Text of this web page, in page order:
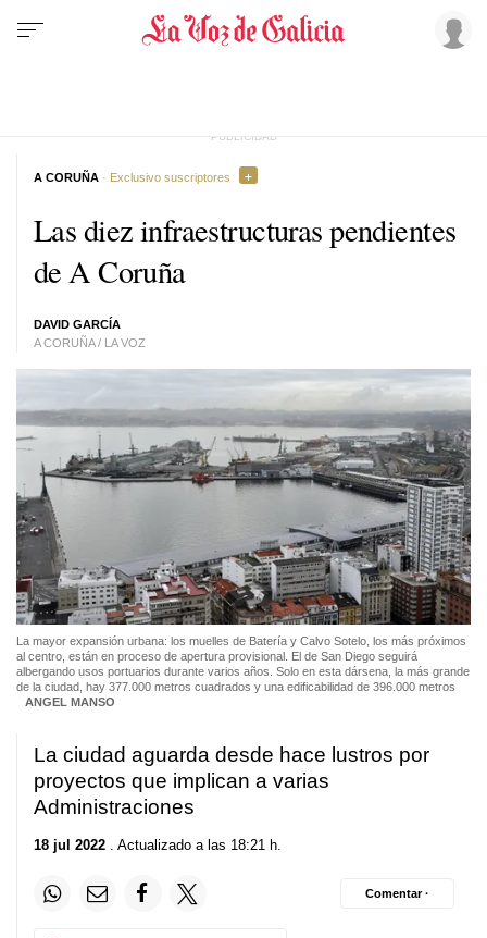
Las diez infraestructuras pendientes
de A Coruña
DAVID GARCÍA
A CORUÑA / LA VOZ
A CORUÑA · Exclusivo suscriptores
La mayor expansión urbana: los muelles de Batería y Calvo Sotelo, los más próximos
al centro, están en proceso de apertura provisional. El de San Diego seguirá
albergando usos portuarios durante varios años. Solo en esta dársena, la más grande
de la ciudad, hay 377.000 metros cuadrados y una edificabilidad de 396.000 metros
ANGEL MANSO
La ciudad aguarda desde hace lustros por
proyectos que implican a varias
Administraciones
18 jul 2022 . Actualizado a las 18:21 h.
Comentar ·